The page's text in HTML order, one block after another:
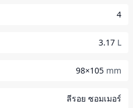
4
3.17 L
98×105 mm
ลีรอย ซอมเมอร์